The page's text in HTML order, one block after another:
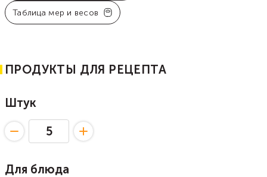
Таблица мер и весов
ПРОДУКТЫ ДЛЯ РЕЦЕПТА
Штук
Для блюда